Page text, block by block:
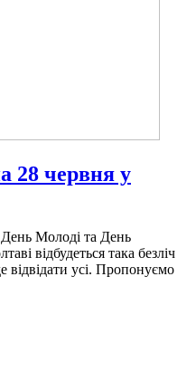
28 червня у
День Молоді та День
відбудеться така безліч
відвідати усі. Пропонуємо